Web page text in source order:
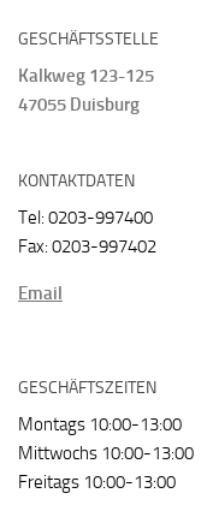
GESCHÄFTSSTELLE
Kalkweg 123-125
47055 Duisburg
KONTAKTDATEN
Tel: 0203-997400
Fax: 0203-997402
Email
GESCHÄFTSZEITEN
Montags 10:00-13:00
Mittwochs 10:00-13:00
Freitags 10:00-13:00